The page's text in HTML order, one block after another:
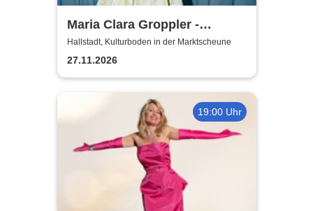
Maria Clara Groppler -
Ehefrau | 2026
Hallstadt, Kulturboden in der Marktscheune
27.11.2026
19:00 Uhr